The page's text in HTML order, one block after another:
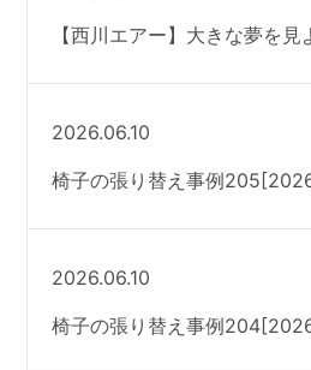
【西川エアー】大きな夢を
2026.06.10
椅子の張り替え事例
2026.06.10
椅子の張り替え事例